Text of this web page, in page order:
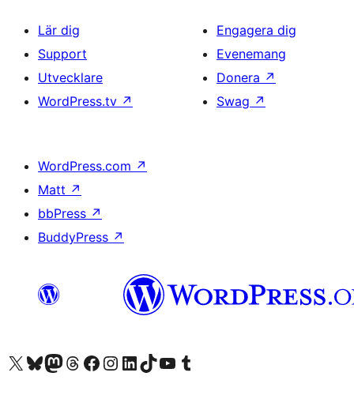
Lär dig
Support
Utvecklare
WordPress.tv ↗
Engagera dig
Evenemang
Donera ↗
Swag ↗
WordPress.com ↗
Matt ↗
bbPress ↗
BuddyPress ↗
Besök vår X-konto (f.d. Twitter)
Besök vårt Bluesky-konto
Besök vårt Mastodon-konto
Besök vårt Thread-konto
Besök vår Facebook-sidaBesök vårt Instagram-konto
Besök vårt LinkedIn-konto
Besök vårt TikTok-konto
Besök vår YouTube-kanalBesök vårt Tumblr-konto